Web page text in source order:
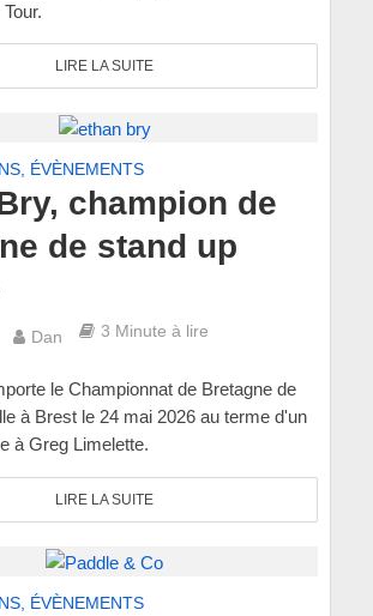
LIRE LA SUITE
ÉVÈNEMENTS
champion de
de stand up
Dan 3 Minute à lire
le Championnat de Bretagne de
à Brest le 24 mai 2026 au terme d'un
à Greg Limelette.
LIRE LA SUITE
ÉVÈNEMENTS